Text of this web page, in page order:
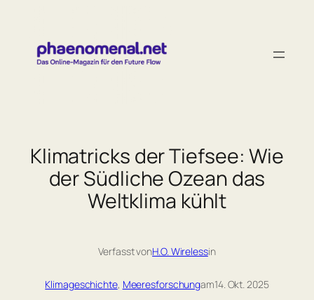
springen
Klimatricks der Tiefsee: Wie
der Südliche Ozean das
Weltklima kühlt
Verfasst vonH.O. Wirelessin
Klimageschichte, Meeresforschungam14. Okt. 2025